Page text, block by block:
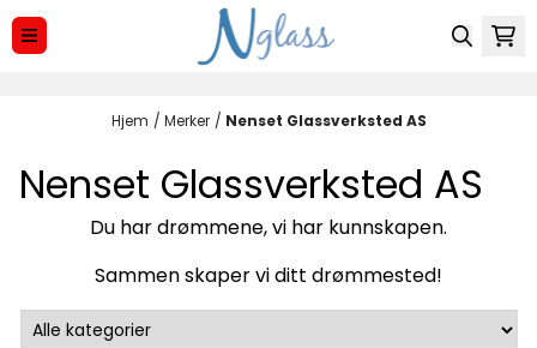
Hopp til innhold
Hjem / Merker / Nenset Glassverksted AS
Nenset Glassverksted AS
Du har drømmene, vi har kunnskapen.
Sammen skaper vi ditt drømmested!